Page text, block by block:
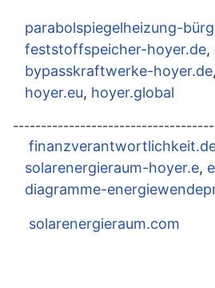
parabolspiegelheizung-
feststoffspeicher-hoyer.de,
bypasskraftwerke-hoyer.de,
hoyer.eu, hoyer.global
solarenergieraum-hoyer.e,
diagramme-
solarenergieraum.com